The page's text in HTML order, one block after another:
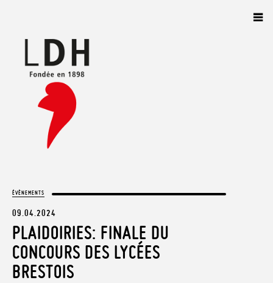
ÉVÈNEMENTS
09.04.2024
PLAIDOIRIES: FINALE DU
CONCOURS DES LYCÉES
BRESTOIS